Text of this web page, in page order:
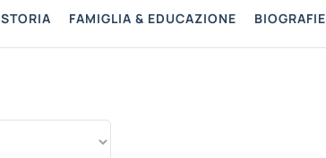
STORIA FAMIGLIA & EDUCAZIONE BIOGRAFIE